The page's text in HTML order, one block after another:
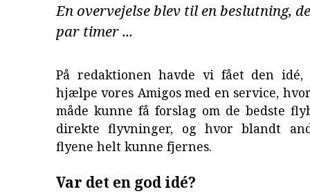
En overvejelse blev til en beslutning,
par timer ...
På redaktionen havde vi fået den
hjælpe vores Amigos med en service,
måde kunne få forslag om de bedste
direkte flyvninger, og hvor blandt
flyene helt kunne fjernes.
Var det en god idé?